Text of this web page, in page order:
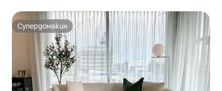
Супердомакин
Супердомакин